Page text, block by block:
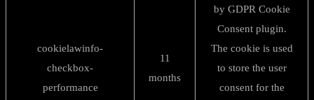
cookielawinfo-
checkbox-
performance
11
months
by GDPR Cookie
Consent plugin.
The cookie is used
to store the user
consent for the